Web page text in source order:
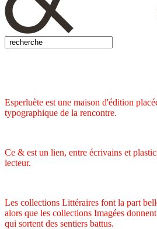
Esperluète est une maison d'édition
typographique de la rencontre.
Ce & est un lien, entre écrivains et
lecteur.
Les collections Littéraires font la part
alors que les collections Imagées
qui sortent des sentiers battus.